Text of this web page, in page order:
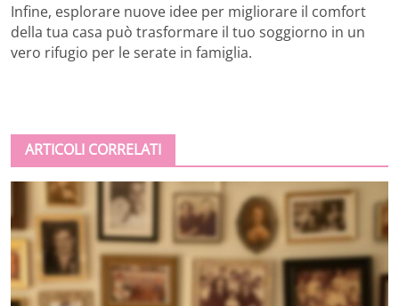
Infine, esplorare nuove idee per migliorare il comfort
della tua casa può trasformare il tuo soggiorno in un
vero rifugio per le serate in famiglia.
ARTICOLI CORRELATI